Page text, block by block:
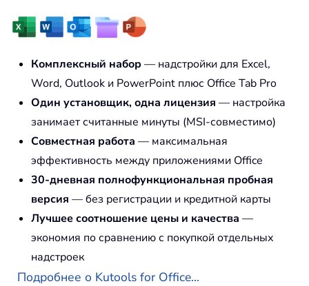
Комплексный набор — надстройки для Excel,
Word, Outlook и PowerPoint плюс Office Tab Pro
Один установщик, одна лицензия — настройка
занимает считанные минуты (MSI-совместимо)
Совместная работа — максимальная
эффективность между приложениями Office
30-дневная полнофункциональная пробная
версия — без регистрации и кредитной карты
Лучшее соотношение цены и качества —
экономия по сравнению с покупкой отдельных
надстроек
Подробнее о Kutools for Office...